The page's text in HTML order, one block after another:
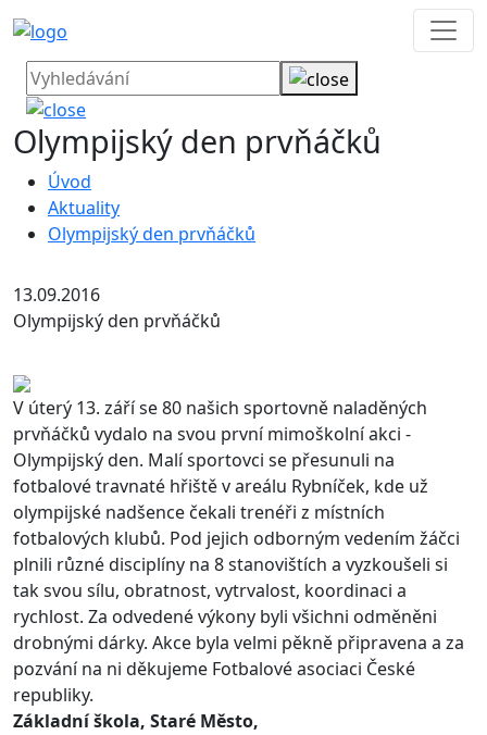
Olympijský den prvňáčků
Úvod
Aktuality
Olympijský den prvňáčků
13.09.2016
Olympijský den prvňáčků
V úterý 13. září se 80 našich sportovně naladěných
prvňáčků vydalo na svou první mimoškolní akci -
Olympijský den. Malí sportovci se přesunuli na
fotbalové travnaté hřiště v areálu Rybníček, kde už
olympijské nadšence čekali trenéři z místních
fotbalových klubů. Pod jejich odborným vedením žáčci
plnili různé disciplíny na 8 stanovištích a vyzkoušeli si
tak svou sílu, obratnost, vytrvalost, koordinaci a
rychlost. Za odvedené výkony byli všichni odměněni
drobnými dárky. Akce byla velmi pěkně připravena a za
pozvání na ni děkujeme Fotbalové asociaci České
republiky.
Základní škola, Staré Město,